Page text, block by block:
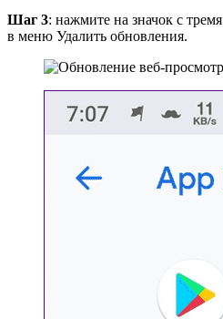
Шаг 3: нажмите на значок с
в меню Удалить обновления.